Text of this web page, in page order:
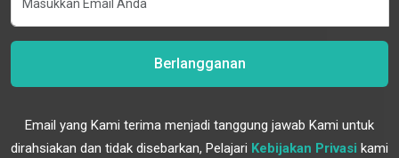
Berlangganan
Email yang Kami terima menjadi tanggung jawab Kami untuk
dirahsiakan dan tidak disebarkan, Pelajari Kebijakan Privasi kami